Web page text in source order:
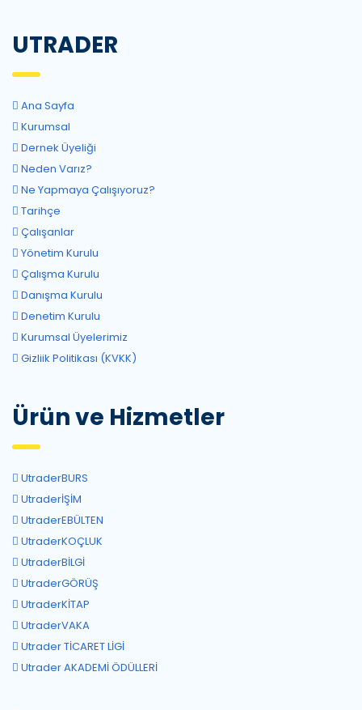
UTRADER
Ana Sayfa
Kurumsal
Dernek Üyeliği
Neden Varız?
Ne Yapmaya Çalışıyoruz?
Tarihçe
Çalışanlar
Yönetim Kurulu
Çalışma Kurulu
Danışma Kurulu
Denetim Kurulu
Kurumsal Üyelerimiz
Gizliik Politikası (KVKK)
Ürün ve Hizmetler
UtraderBURS
UtraderİŞİM
UtraderEBÜLTEN
UtraderKOÇLUK
UtraderBİLGİ
UtraderGÖRÜŞ
UtraderKİTAP
UtraderVAKA
Utrader TİCARET LİGİ
Utrader AKADEMİ ÖDÜLLERİ